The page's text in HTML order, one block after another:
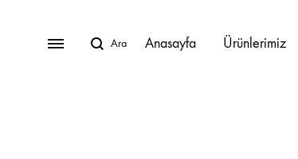
Anasayfa Ürünlerimiz